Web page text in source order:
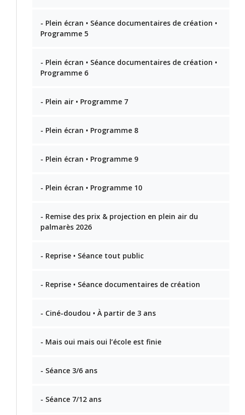
- Plein écran • Séance documentaires de création •
Programme 5
- Plein écran • Séance documentaires de création •
Programme 6
- Plein air • Programme 7
- Plein écran • Programme 8
- Plein écran • Programme 9
- Plein écran • Programme 10
- Remise des prix & projection en plein air du
palmarès 2026
- Reprise • Séance tout public
- Reprise • Séance documentaires de création
- Ciné-doudou • À partir de 3 ans
- Mais oui mais oui l’école est finie
- Séance 3/6 ans
- Séance 7/12 ans